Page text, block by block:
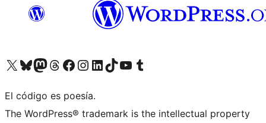
Visitá nuestra cuenta de X (anteriormente Twitter)
Visitá nuestra cuenta de Bluesky
Visitá nuestra cuenta de Mastodon
Visitá nuestra cuenta de Threads
Visitá nuestra página de Facebook
Visitá nuestra cuenta de Instagram
Visitá nuestra cuenta de LinkedIn
Visitá nuestra cuenta de TikTok
Visitá nuestro canal de YouTube
Visitá nuestra cuenta de Tumblr
El código es poesía.
The WordPress® trademark is the intellectual property